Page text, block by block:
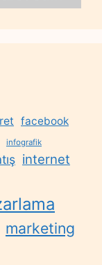
facebook
infografik
internet
marketing